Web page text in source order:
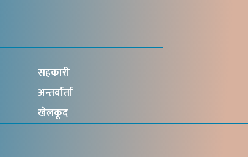
सहकारी
अन्तर्वार्ता
खेलकूद